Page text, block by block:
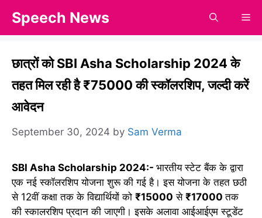
content
Speech News
छात्रों को SBI Asha Scholarship 2024 के
तहत मिल रही है ₹75000 की स्कॉलरशिप, जल्दी करें
आवेदन
September 30, 2024 by Sam Verma
SBI Asha Scholarship 2024:- भारतीय स्टेट बैंक के द्वारा
एक नई स्कॉलरशिप योजना शुरू की गई है। इस योजना के तहत छठी
से 12वीं कक्षा तक के विद्यार्थियों को ₹15000 से ₹17000तक
की स्कालरशिप प्रदान की जाएगी। इसके अलावा आईआईएम स्टूडेंट